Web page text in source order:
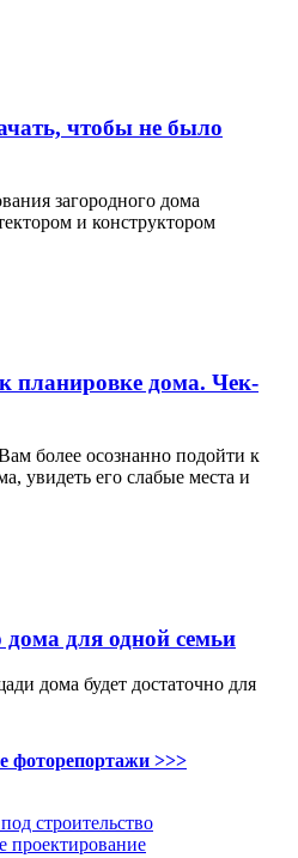
чтобы не было
загородного дома
и конструктором
планировке дома. Чек-
более осознанно подойти к
увидеть его слабые места и
для одной семьи
дома будет достаточно для
фоторепортажи >>>
строительство
проектирование